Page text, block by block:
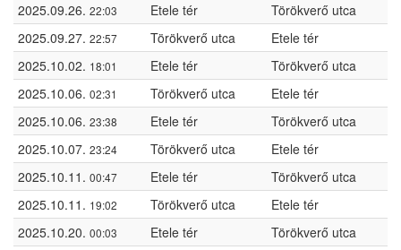
2025.09.26. 22:03 Etele tér
Törökverő utca
2025.09.27. 22:57 Törökverő utca
Etele tér
2025.10.02. 18:01 Etele tér
Törökverő utca
2025.10.06. 02:31 Törökverő utca
Etele tér
2025.10.06. 23:38 Etele tér
Törökverő utca
2025.10.07. 23:24 Törökverő utca
Etele tér
2025.10.11. 00:47 Etele tér
Törökverő utca
2025.10.11. 19:02 Törökverő utca
Etele tér
2025.10.20. 00:03 Etele tér
Törökverő utca